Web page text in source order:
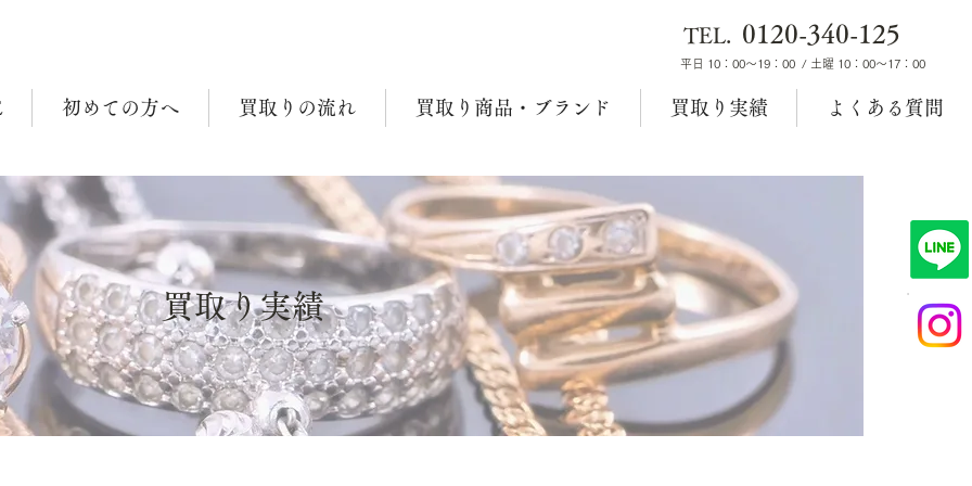
TEL. 0120-340-125
平日 10：00～19：00 / 土曜 10：00～17：00
初めての方へ 買取りの流れ 買取り商品・ブランド 買取り実績 よくある質問
買取り実績